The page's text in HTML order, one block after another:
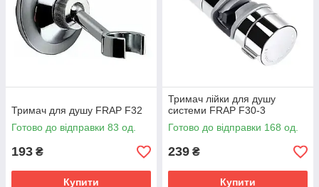
Тримач для душу FRAP F32
Готово до відправки 83 од.
193 ₴
Купити
Тримач лійки для душу
системи FRAP F30-3
Готово до відправки 168 од.
239 ₴
Купити